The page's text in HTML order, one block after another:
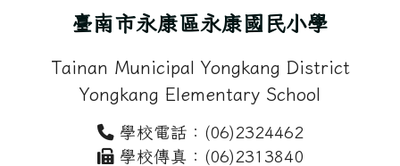
臺南市永康區永康國民小學
Tainan Municipal Yongkang District
Yongkang Elementary School
學校電話：(06)2324462
學校傳真：(06)2313840